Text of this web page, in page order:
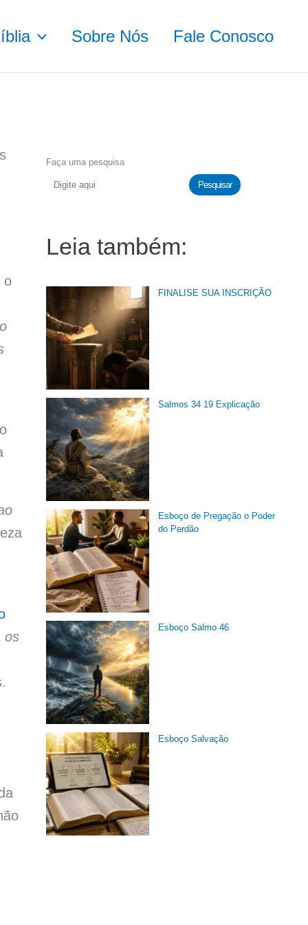
Sobre Nós Fale Conosco
o
os
Faça uma pesquisa
Pesquisar
Leia também:
FINALISE SUA INSCRIÇÃO
Salmos 34 19 Explicação
Esboço de Pregação o Poder
do Perdão
Esboço Salmo 46
Esboço Salvação